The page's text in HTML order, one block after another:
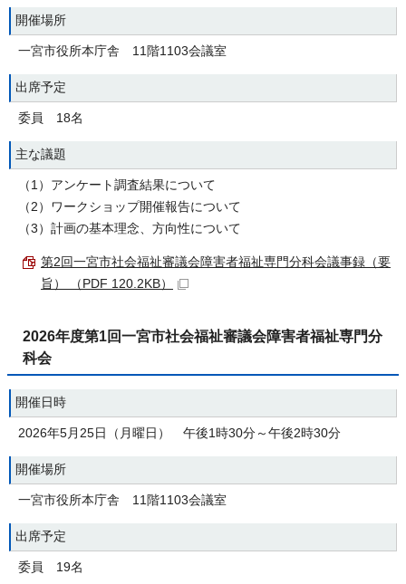
開催場所
一宮市役所本庁舎 11階1103会議室
出席予定
委員 18名
主な議題
（1）アンケート調査結果について
（2）ワークショップ開催報告について
（3）計画の基本理念、方向性について
第2回一宮市社会福祉審議会障害者福祉専門分科会議事録（要
旨） （PDF 120.2KB）
2026年度第1回一宮市社会福祉審議会障害者福祉専門分
科会
開催日時
2026年5月25日（月曜日） 午後1時30分～午後2時30分
開催場所
一宮市役所本庁舎 11階1103会議室
出席予定
委員 19名